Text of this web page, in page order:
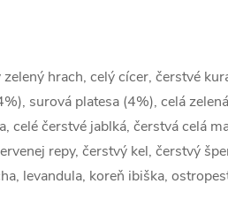
hrach, celý cícer, čerstvé
surová platesa (4%), celá
čerstvé jablká, čerstvá celá
repy, čerstvý kel, čerstvý
levandula, koreň ibiška,